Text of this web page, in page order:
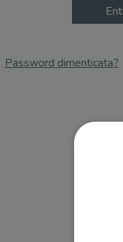
Password dimenticata?